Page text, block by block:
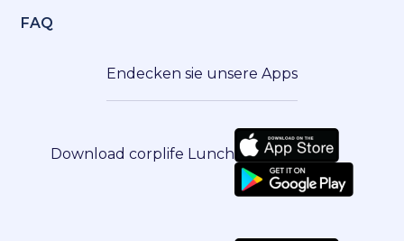
FAQ
Endecken sie unsere Apps
Download corplife Lunch